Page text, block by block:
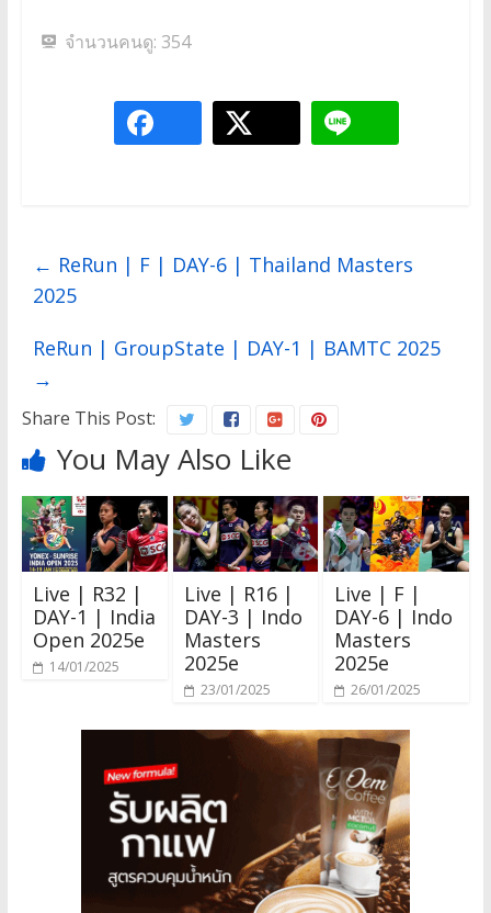
จำนวนคนดู: 354
← ReRun | F | DAY-6 | Thailand Masters
2025
ReRun | GroupState | DAY-1 | BAMTC 2025
→
Share This Post:
You May Also Like
Live | R32 |
DAY-1 | India
Open 2025e
14/01/2025
Live | R16 |
DAY-3 | Indo
Masters
2025e
23/01/2025
Live | F |
DAY-6 | Indo
Masters
2025e
26/01/2025